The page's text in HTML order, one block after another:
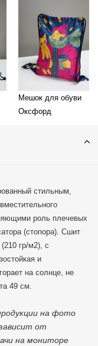
Мешок для обуви
Оксфорд
стильным,
роль плечевых
(стопора). Сшит
гр/м2), с
и
на солнце, не
49 см.
на фото
от
на мониторе